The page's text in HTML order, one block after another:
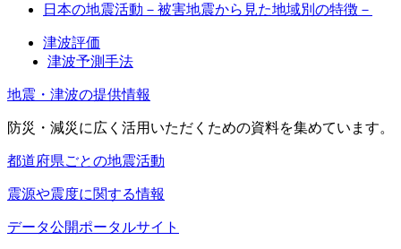
日本の地震活動－被害地震から見た地域別の特徴－
津波評価
津波予測手法
地震・津波の提供情報
防災・減災に広く活用いただくための資料を集めています。
都道府県ごとの地震活動
震源や震度に関する情報
データ公開ポータルサイト